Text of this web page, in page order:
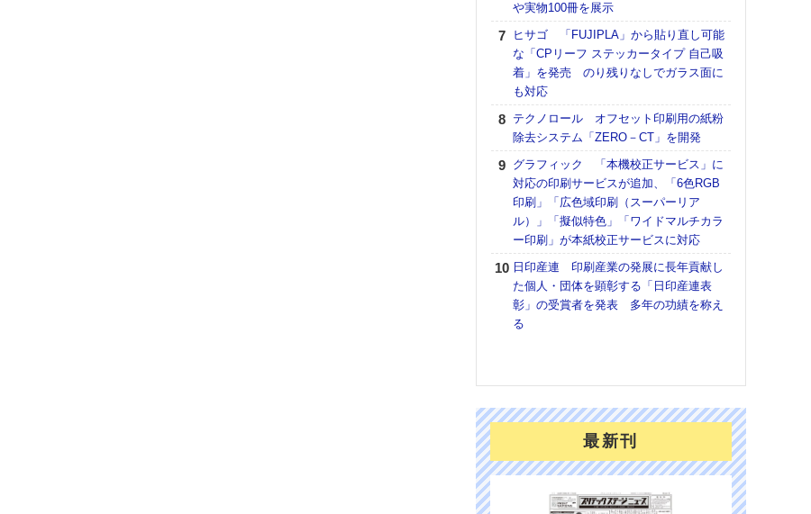
や実物100冊を展示
ヒサゴ 「FUJIPLA」から貼り直し可能
な「CPリーフ ステッカータイプ 自己吸
着」を発売 のり残りなしでガラス面に
も対応
テクノロール オフセット印刷用の紙粉
除去システム「ZERO－CT」を開発
グラフィック 「本機校正サービス」に
対応の印刷サービスが追加、「6色RGB
印刷」「広色域印刷（スーパーリア
ル）」「擬似特色」「ワイドマルチカラ
ー印刷」が本紙校正サービスに対応
日印産連 印刷産業の発展に長年貢献し
た個人・団体を顕彰する「日印産連表
彰」の受賞者を発表 多年の功績を称え
る
最新刊